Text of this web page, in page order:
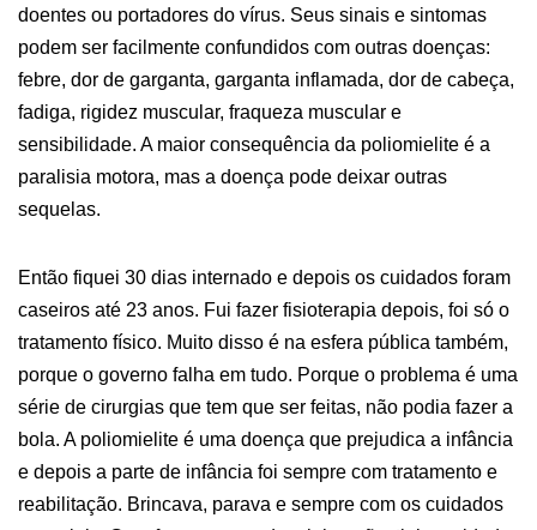
doentes ou portadores do vírus. Seus sinais e sintomas
podem ser facilmente confundidos com outras doenças:
febre, dor de garganta, garganta inflamada, dor de cabeça,
fadiga, rigidez muscular, fraqueza muscular e
sensibilidade. A maior consequência da poliomielite é a
paralisia motora, mas a doença pode deixar outras
sequelas.
Então fiquei 30 dias internado e depois os cuidados foram
caseiros até 23 anos. Fui fazer fisioterapia depois, foi só o
tratamento físico. Muito disso é na esfera pública também,
porque o governo falha em tudo. Porque o problema é uma
série de cirurgias que tem que ser feitas, não podia fazer a
bola. A poliomielite é uma doença que prejudica a infância
e depois a parte de infância foi sempre com tratamento e
reabilitação. Brincava, parava e sempre com os cuidados